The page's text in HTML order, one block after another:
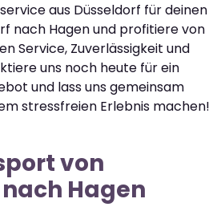
aus Düsseldorf für deinen
nach Hagen und profitiere von
Service, Zuverlässigkeit und
uns noch heute für ein
und lass uns gemeinsam
stressfreien Erlebnis machen!
von
Hagen